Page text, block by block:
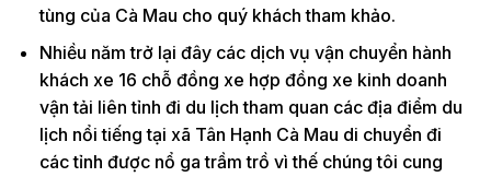
tùng của Cà Mau cho quý khách tham khảo.
Nhiều năm trở lại đây các dịch vụ vận chuyển hành
khách xe 16 chỗ đồng xe hợp đồng xe kinh doanh
vận tải liên tỉnh đi du lịch tham quan các địa điểm du
lịch nổi tiếng tại xã Tân Hạnh Cà Mau di chuyển đi
các tỉnh được nổ ga trầm trồ vì thế chúng tôi cung